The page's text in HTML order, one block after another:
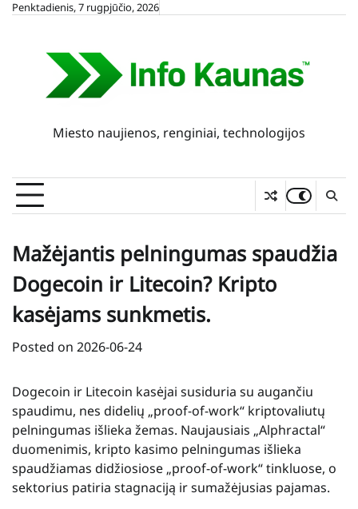
SkipPenktadienis, 7 rugpjūčio, 2026
Miesto naujienos, renginiai, technologijos
Mažėjantis pelningumas spaudžia
Dogecoin ir Litecoin? Kripto
kasėjams sunkmetis.
Posted on 2026-06-24
Dogecoin ir Litecoin kasėjai susiduria su augančiu
spaudimu, nes didelių „proof-of-work“ kriptovaliutų
pelningumas išlieka žemas. Naujausiais „Alphractal“
duomenimis, kripto kasimo pelningumas išlieka
spaudžiamas didžiosiose „proof-of-work“ tinkluose, o
sektorius patiria stagnaciją ir sumažėjusias pajamas.